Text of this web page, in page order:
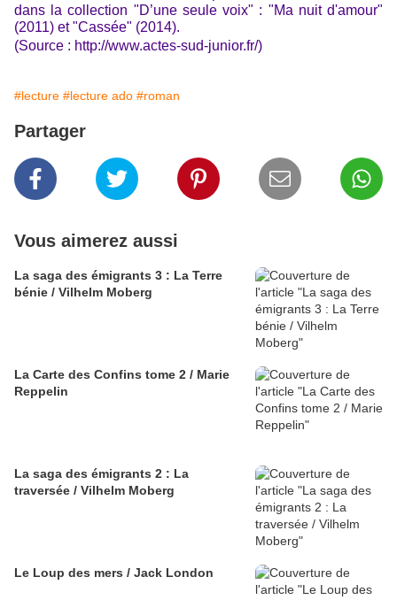
dans la collection "D’une seule voix" : "Ma nuit d'amour"
(2011) et "Cassée" (2014).
(Source : http://www.actes-sud-junior.fr/)
#lecture #lecture ado #roman
Partager
Vous aimerez aussi
La saga des émigrants 3 : La Terre
bénie / Vilhelm Moberg
La Carte des Confins tome 2 / Marie
Reppelin
La saga des émigrants 2 : La
traversée / Vilhelm Moberg
Le Loup des mers / Jack London